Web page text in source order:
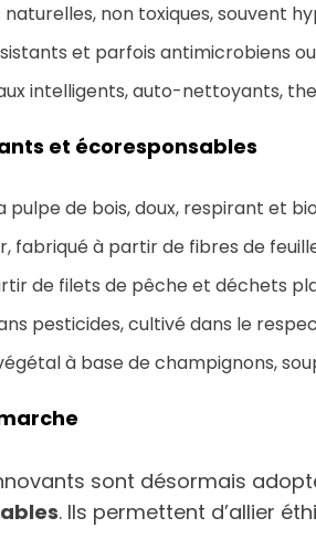
non toxiques, souvent
et parfois antimicrobiens
intelligents, auto-nettoyants,
et écoresponsables
pulpe de bois, doux, respirant et
fabriqué à partir de fibres de
de filets de pêche et déchets
pesticides, cultivé dans le
à base de champignons,
sont désormais
. Ils permettent d’allier